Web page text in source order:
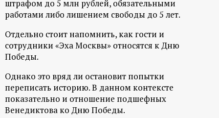
штрафом до 5 млн рублей, обязательными
работами либо лишением свободы до 5 лет.
Отдельно стоит напомнить, как гости и
сотрудники «Эха Москвы» относятся к Дню
Победы.
Однако это вряд ли остановит попытки
переписать историю. В данном контексте
показательно и отношение подшефных
Венедиктова ко Дню Победы.